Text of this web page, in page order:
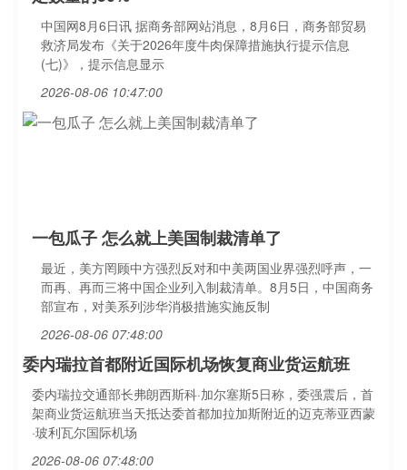
中国网8月6日讯 据商务部网站消息，8月6日，商务部贸易
救济局发布《关于2026年度牛肉保障措施执行提示信息
(七)》，提示信息显示
2026-08-06 10:47:00
一包瓜子 怎么就上美国制裁清单了
最近，美方罔顾中方强烈反对和中美两国业界强烈呼声，一
而再、再而三将中国企业列入制裁清单。8月5日，中国商务
部宣布，对美系列涉华消极措施实施反制
2026-08-06 07:48:00
委内瑞拉首都附近国际机场恢复商业货运航班
委内瑞拉交通部长弗朗西斯科·加尔塞斯5日称，委强震后，首
架商业货运航班当天抵达委首都加拉加斯附近的迈克蒂亚西蒙
·玻利瓦尔国际机场
2026-08-06 07:48:00